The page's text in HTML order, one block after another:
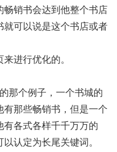
销书会达到他整个书店
可以说是这个书店或者
进行优化的。
那个例子，一个书城的
那些畅销书，但是一个
各式各样千千万万的
认定为长尾关键词。